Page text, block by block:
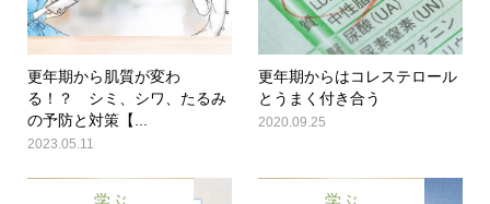
更年期から肌質が変わ
る！？ シミ、シワ、たるみ
の予防と対策【...
2023.05.11
更年期からはコレステロール
とうまく付き合う
2020.09.25